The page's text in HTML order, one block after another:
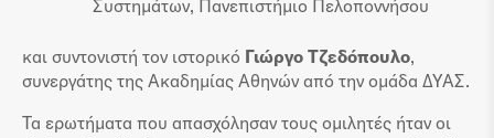
Συστημάτων, Πανεπιστήμιο Πελοποννήσου
και συντονιστή τον ιστορικό Γιώργο Τζεδόπουλο,
συνεργάτης της Ακαδημίας Αθηνών από την ομάδα ΔΥΑΣ.
Τα ερωτήματα που απασχόλησαν τους ομιλητές ήταν οι